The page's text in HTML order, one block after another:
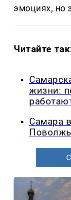
эмоциях, но
Читайте
жизни:
Самара